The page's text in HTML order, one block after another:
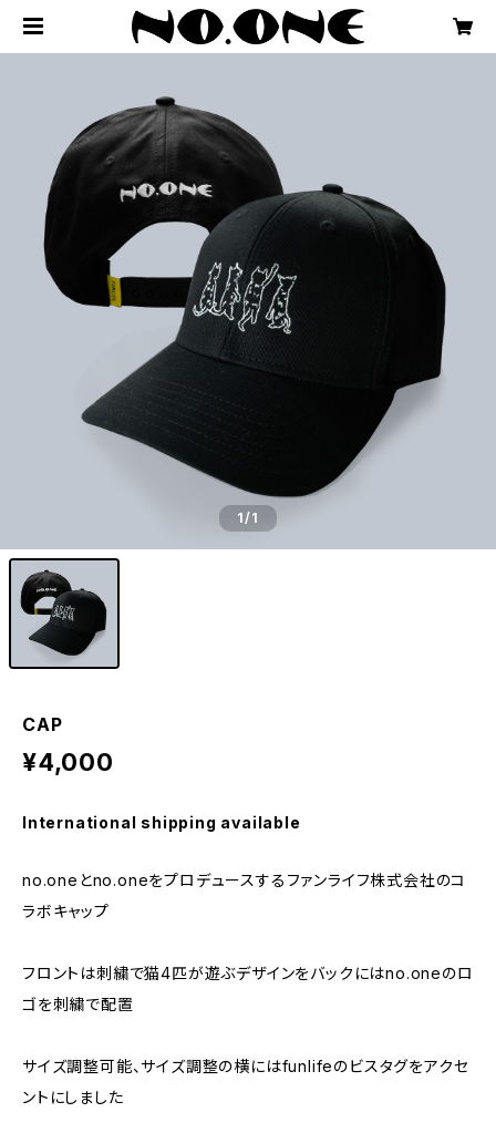
1/1
CAP
¥4,000
International shipping available
no.oneとno.oneをプロデュースするファンライフ株式会社のコ
ラボキャップ
フロントは刺繍で猫4匹が遊ぶデザインをバックにはno.oneのロ
ゴを刺繍で配置
サイズ調整可能、サイズ調整の横にはfunlifeのビスタグをアクセ
ントにしました